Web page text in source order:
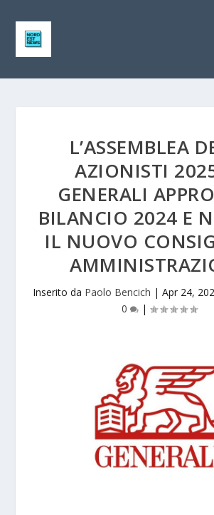
L’ASSEMBLEA
AZIONISTI
GENERALI
BILANCIO 2024 E
IL NUOVO
Inserito da Paolo Bencich | Apr 24,
0
|